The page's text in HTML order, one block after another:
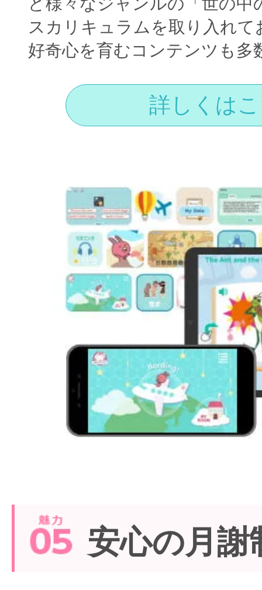
スカリキュラムを取り入れて
好奇心を育むコンテンツも多
詳しくは
安心の月謝